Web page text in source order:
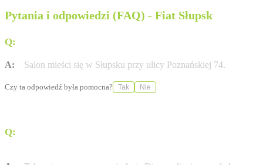
Pytania i odpowiedzi (FAQ) - Fiat Słupsk
Q:
A: Salon mieści się w Słupsku przy ulicy Poznańskiej 74.
Czy ta odpowiedź była pomocna? Tak Nie
Q: